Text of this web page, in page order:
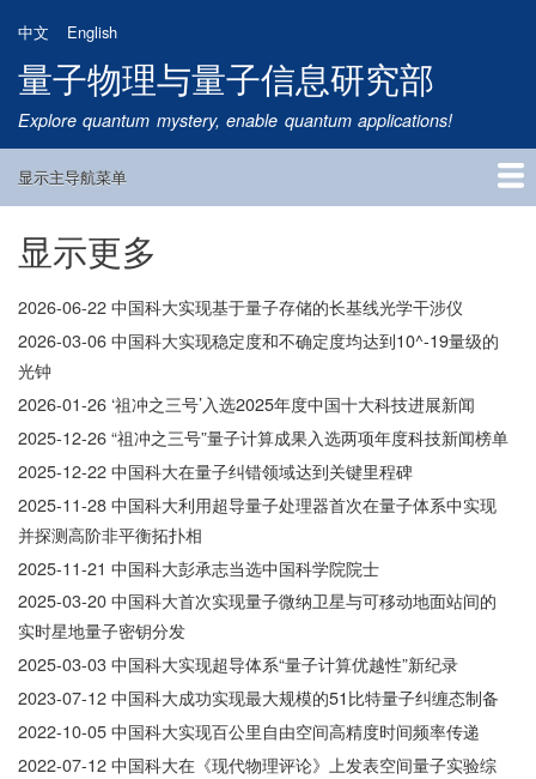
到
主
要
内
中文 English
量子物理与量子信息研究部
Explore quantum mystery, enable quantum applications!
Main
显示主导航菜单
首页
研究方向
量子卫星
团队成员
新闻动态
研究进展
学术报告
论文发表
公告通知
招生信息
相关链接
显示更多
2026-06-22中国科大实现基于量子存储的长基线光学干涉仪
2026-03-06中国科大实现稳定度和不确定度均达到10^-19​量级的
光钟
2026-01-26 ‘祖冲之三号’入选2025年度中国十大科技进展新闻
2025-12-26“祖冲之三号”量子计算成果入选两项年度科技新闻榜单
2025-12-22中国科大在量子纠错领域达到关键里程碑
2025-11-28中国科大利用超导量子处理器首次在量子体系中实现
并探测高阶非平衡拓扑相
2025-11-21 中国科大彭承志当选中国科学院院士
2025-03-20中国科大首次实现量子微纳卫星与可移动地面站间的
实时星地量子密钥分发
2025-03-03中国科大实现超导体系“量子计算优越性”新纪录
2023-07-12中国科大成功实现最大规模的51比特量子纠缠态制备
2022-10-05中国科大实现百公里自由空间高精度时间频率传递
2022-07-12中国科大在《现代物理评论》上发表空间量子实验综